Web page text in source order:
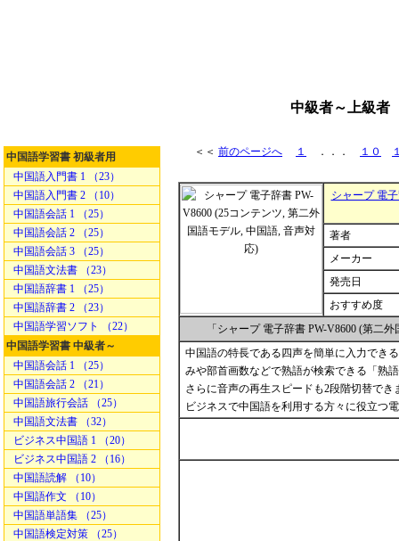
中級者～上級者
中国語学習書 初級者用
中国語入門書 1 （23）
中国語入門書 2 （10）
中国語会話 1 （25）
中国語会話 2 （25）
中国語会話 3 （25）
中国語文法書 （23）
中国語辞書 1 （25）
中国語辞書 2 （23）
中国語学習ソフト （22）
中国語学習書 中級者～
中国語会話 1 （25）
中国語会話 2 （21）
中国語旅行会話 （25）
中国語文法書 （32）
ビジネス中国語 1 （20）
ビジネス中国語 2 （16）
中国語読解 （10）
中国語作文 （10）
中国語単語集 （25）
中国語検定対策 （25）
＜＜ 前のページへ １ ．．． １０
シャープ 電
著者
メーカー
発売日
おすすめ度
「シャープ 電子辞書 PW-V8600 (第二
中国語の特長である四声を簡単に入力でき
みや部首画数などで熟語が検索できる「熟
さらに音声の再生スピードも2段階切替でき
ビジネスで中国語を利用する方々に役立つ